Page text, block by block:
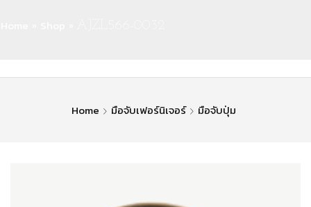
Home มือจับเฟอร์นิเจอร์ มือจับปุ่ม